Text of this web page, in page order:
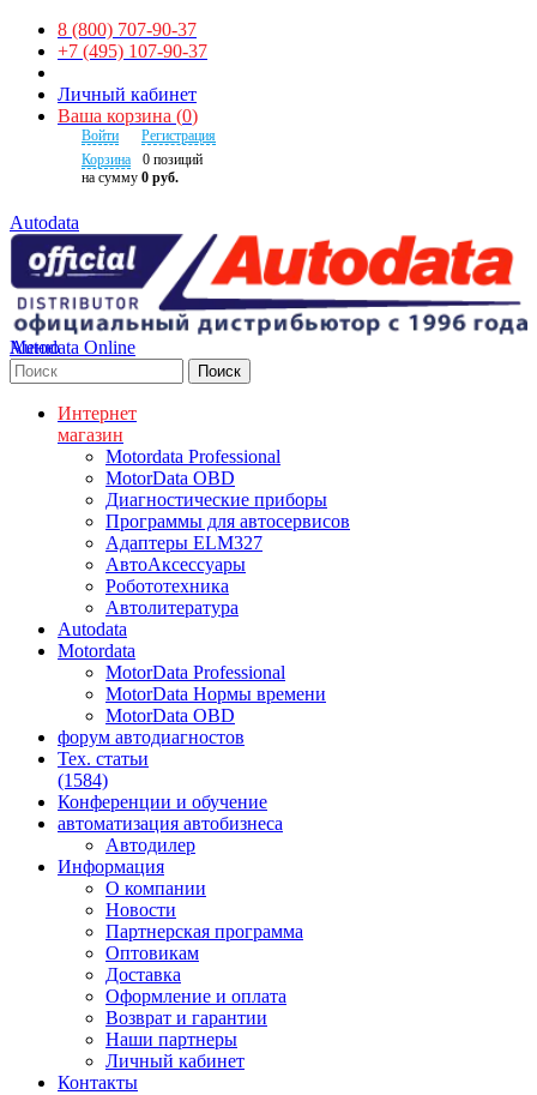
8 (800) 707-90-37
+7 (495) 107-90-37
Личный кабинет
Ваша корзина (0)
Войти
Регистрация
Корзина
0 позиций
на сумму 0 руб.
Autodata
Autodata Online
Меню
Поиск
Интернет
магазин
Motordata Professional
MotorData OBD
Диагностические приборы
Программы для автосервисов
Адаптеры ELM327
АвтоАксессуары
Робототехника
Автолитература
Autodata
Motordata
MotorData Professional
MotorData Нормы времени
MotorData OBD
форум автодиагностов
Тех. статьи
(1584)
Конференции и обучение
автоматизация автобизнеса
Автодилер
Информация
О компании
Новости
Партнерская программа
Оптовикам
Доставка
Оформление и оплата
Возврат и гарантии
Наши партнеры
Личный кабинет
Контакты